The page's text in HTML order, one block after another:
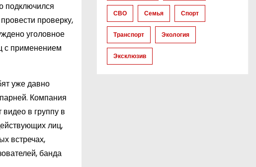
подключился
проверку,
уголовное
с применением
уже давно
Компания
в группу в
лиц,
встречах,
банда
СВО Семья Спорт
Транспорт Экология
Эксклюзив